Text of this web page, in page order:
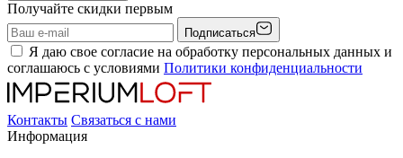
Получайте скидки первым
Подписаться
Я даю свое согласие на обработку персональных данных и
соглашаюсь с условиями Политики конфиденциальности
Контакты Связаться с нами
Информация